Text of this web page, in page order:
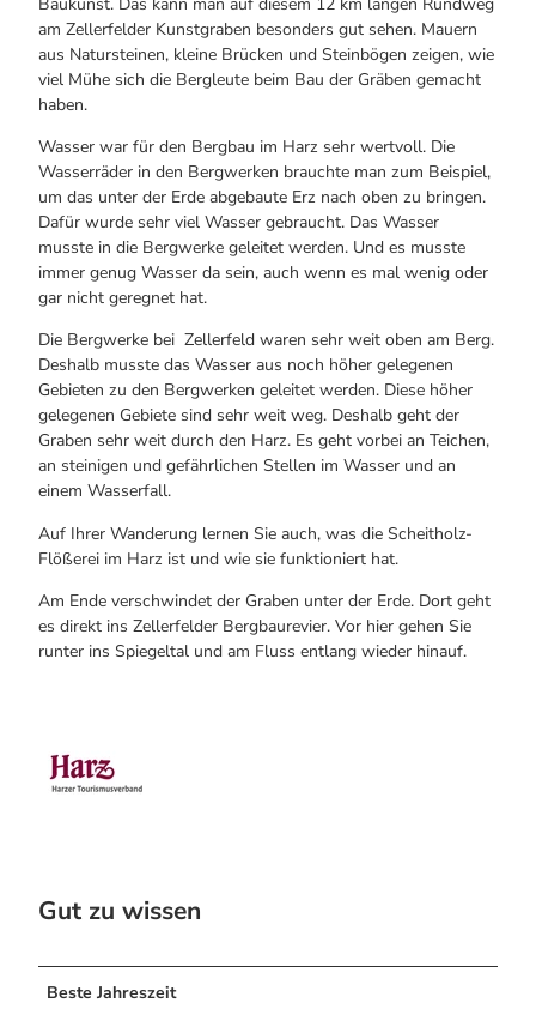
Baukunst. Das kann man auf diesem 12 km langen Rundweg
am Zellerfelder Kunstgraben besonders gut sehen. Mauern
aus Natursteinen, kleine Brücken und Steinbögen zeigen, wie
viel Mühe sich die Bergleute beim Bau der Gräben gemacht
haben.
Wasser war für den Bergbau im Harz sehr wertvoll. Die
Wasserräder in den Bergwerken brauchte man zum Beispiel,
um das unter der Erde abgebaute Erz nach oben zu bringen.
Dafür wurde sehr viel Wasser gebraucht. Das Wasser
musste in die Bergwerke geleitet werden. Und es musste
immer genug Wasser da sein, auch wenn es mal wenig oder
gar nicht geregnet hat.
Die Bergwerke bei Zellerfeld waren sehr weit oben am Berg.
Deshalb musste das Wasser aus noch höher gelegenen
Gebieten zu den Bergwerken geleitet werden. Diese höher
gelegenen Gebiete sind sehr weit weg. Deshalb geht der
Graben sehr weit durch den Harz. Es geht vorbei an Teichen,
an steinigen und gefährlichen Stellen im Wasser und an
einem Wasserfall.
Auf Ihrer Wanderung lernen Sie auch, was die Scheitholz-
Flößerei im Harz ist und wie sie funktioniert hat.
Am Ende verschwindet der Graben unter der Erde. Dort geht
es direkt ins Zellerfelder Bergbaurevier. Vor hier gehen Sie
runter ins Spiegeltal und am Fluss entlang wieder hinauf.
Gut zu wissen
Beste Jahreszeit